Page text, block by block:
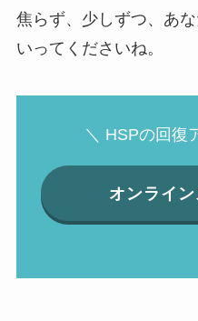
焦らず、少しずつ、あ
いってくださいね。
＼ HSPの回復
オンライ